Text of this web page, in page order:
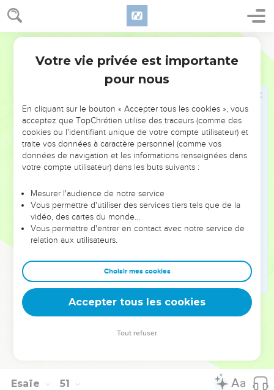
Esaïe 50
Le Seigneur DIEU vient à mon secours, c’est pourquoi leurs
insultes ne me touchent pas. Je rends mon visage dur
comme pierre. Je sais que je ne serai pas vaincu.
Le SEIGNEUR est près de moi, il me donnera raison. Est-ce
que quelqu’un veut me faire un procès ? Allons ensemble au
tribunal ! Est-ce que quelqu’un veut m’accuser ? Qu’il
Oui, le Seigneur DIEU vient à mon secours. Qui peut alors
me condamner ? Mes ennemis s’useront tous comme un
vêtement mangé par les vers.
Écouter le serviteur du Seigneur
Qui parmi vous respecte le SEIGNEUR ? Celui-là doit
écouter son serviteur. Qui marche dans la nuit sans voir
aucune lumière ? Celui-là doit mettre sa confiance dans le
SEIGNEUR et s’appuyer sur son Dieu.
Mais vous tous qui allumez du feu, qui vous entourez de
flèches en flammes, allez dans les flammes de votre feu, au
milieu des flèches que vous avez allumées. C’est le
SEIGNEUR qui vous fera mourir dans de grandes souffrances.
© Société biblique française – Bibli’O, 2000, avec autorisation. Pour vous procurer
Esaïe 51
Votre vie privée est importante
pour nous
En cliquant sur le bouton « Accepter tous les cookies », vous
acceptez que TopChrétien utilise des traceurs (comme des
cookies ou l'identifiant unique de votre compte utilisateur) et
traite vos données à caractère personnel (comme vos
données de navigation et les informations renseignées dans
votre compte utilisateur) dans les buts suivants :
Mesurer l'audience de notre service
Vous permettre d'utiliser des services tiers tels que de la
vidéo, des cartes du monde…
Vous permettre d'entrer en contact avec notre service de
relation aux utilisateurs.
Choisir mes cookies
Accepter tous les cookies
Tout refuser